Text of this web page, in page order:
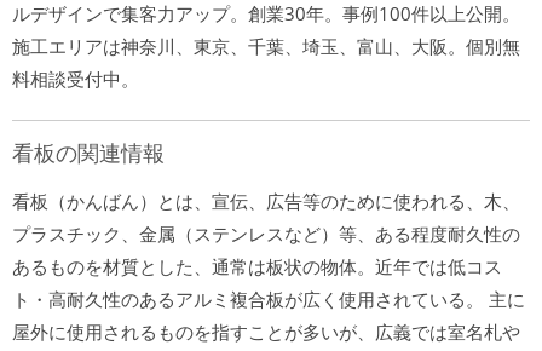
ルデザインで集客力アップ。創業30年。事例100件以上公開。
施工エリアは神奈川、東京、千葉、埼玉、富山、大阪。個別無
料相談受付中。
看板の関連情報
看板（かんばん）とは、宣伝、広告等のために使われる、木、
プラスチック、金属（ステンレスなど）等、ある程度耐久性の
あるものを材質とした、通常は板状の物体。近年では低コス
ト・高耐久性のあるアルミ複合板が広く使用されている。 主に
屋外に使用されるものを指すことが多いが、広義では室名札や